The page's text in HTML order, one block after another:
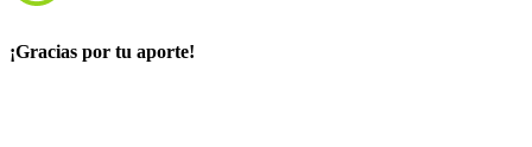
¡Gracias por tu aporte!